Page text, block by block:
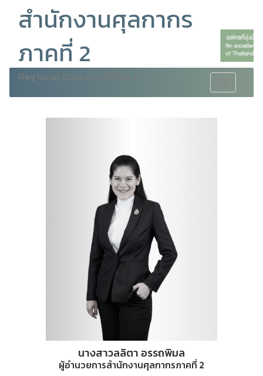
สำนักงานศุลกากร
ภาคที่ 2
Regional Customs Office 2
navigation
นางสาวลลิตา อรรถพิมล
ผู้อำนวยการสำนักงานศุลกากรภาคที่ 2